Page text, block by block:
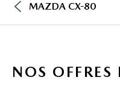
MAZDA CX-80
NOS OFFRES